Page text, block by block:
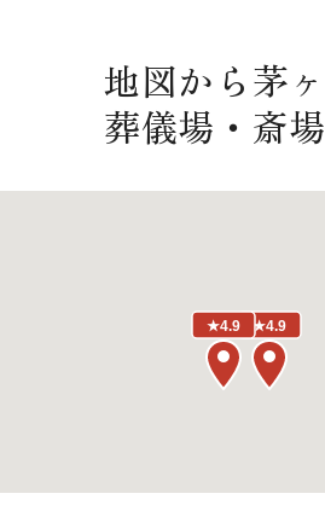
地図から茅
葬儀場・斎